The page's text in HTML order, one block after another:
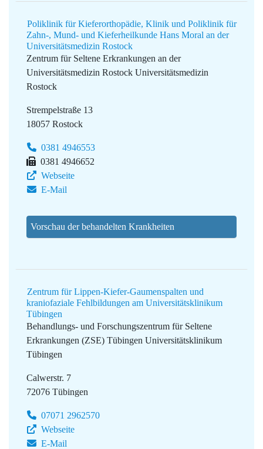
Poliklinik für Kieferorthopädie, Klinik und Poliklinik für
Zahn-, Mund- und Kieferheilkunde Hans Moral an der
Universitätsmedizin Rostock
Zentrum für Seltene Erkrankungen an der
Universitätsmedizin Rostock Universitätsmedizin
Rostock
Strempelstraße 13
18057 Rostock
0381 4946553
0381 4946652
Webseite
E-Mail
Vorschau der behandelten Krankheiten
Zentrum für Lippen-Kiefer-Gaumenspalten und
kraniofaziale Fehlbildungen am Universitätsklinikum
Tübingen
Behandlungs- und Forschungszentrum für Seltene
Erkrankungen (ZSE) Tübingen Universitätsklinikum
Tübingen
Calwerstr. 7
72076 Tübingen
07071 2962570
Webseite
E-Mail